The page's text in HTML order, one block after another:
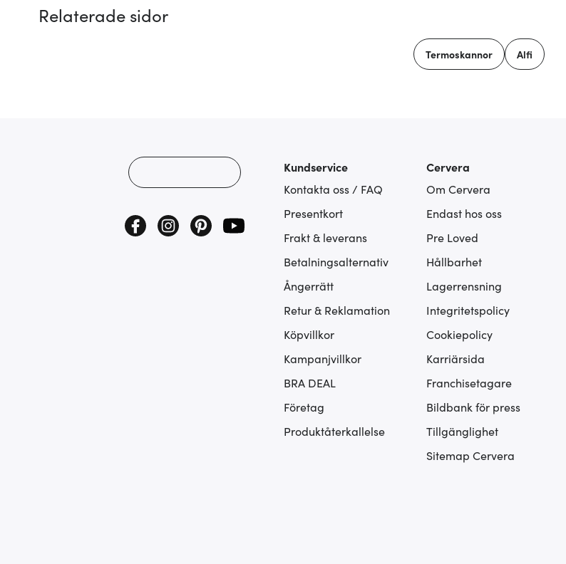
Relaterade sidor
Termoskannor Alfi
Kundservice
Kontakta oss / FAQ
Presentkort
Frakt & leverans
Betalningsalternativ
Ångerrätt
Retur & Reklamation
Köpvillkor
Kampanjvillkor
BRA DEAL
Företag
Produktåterkallelse
Cervera
Om Cervera
Endast hos oss
Pre Loved
Hållbarhet
Lagerrensning
Integritetspolicy
Cookiepolicy
Karriärsida
Franchisetagare
Bildbank för press
Tillgänglighet
Sitemap Cervera